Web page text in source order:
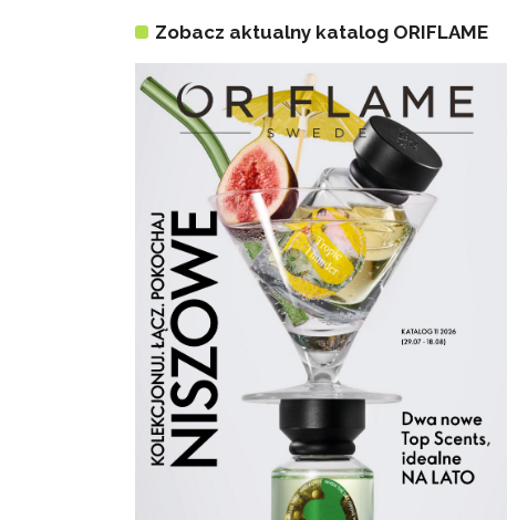
Zobacz aktualny katalog ORIFLAME